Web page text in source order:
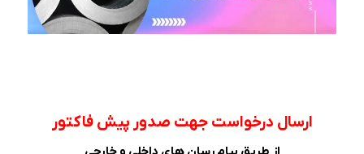
ارسال درخواست جهت صدور پیش فاکتور